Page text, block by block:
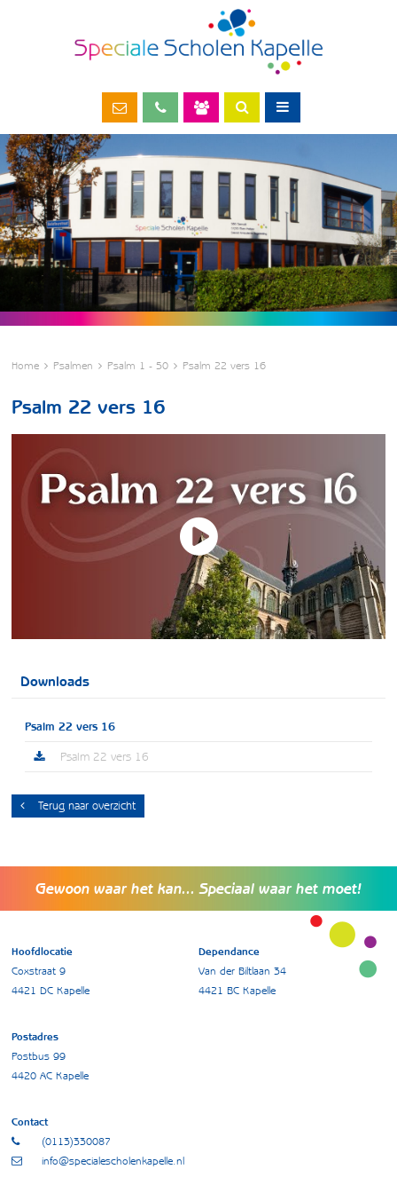
Home Psalmen Psalm 1 - 50 Psalm 22 vers 16
Psalm 22 vers 16
Downloads
Psalm 22 vers 16
Psalm 22 vers 16
Terug naar overzicht
Gewoon waar het kan... Speciaal waar het moet!
Hoofdlocatie
Coxstraat 9
4421 DC Kapelle
Dependance
Van der Biltlaan 34
4421 BC Kapelle
Postadres
Postbus 99
4420 AC Kapelle
Contact
(0113)330087
info@specialescholenkapelle.nl